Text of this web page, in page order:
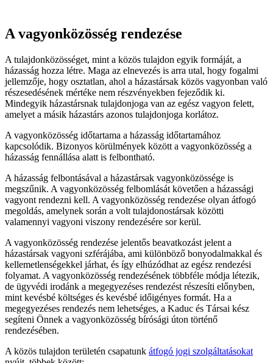
A vagyonközösség rendezése
A tulajdonközösséget, mint a közös tulajdon egyik formáját, a
házasság hozza létre. Maga az elnevezés is arra utal, hogy fogalmi
jellemzője, hogy osztatlan, ahol a házastársak közös vagyonban való
részesedésének mértéke nem részvényekben fejeződik ki.
Mindegyik házastársnak tulajdonjoga van az egész vagyon felett,
amelyet a másik házastárs azonos tulajdonjoga korlátoz.
A vagyonközösség időtartama a házasság időtartamához
kapcsolódik. Bizonyos körülmények között a vagyonközösség a
házasság fennállása alatt is felbontható.
A házasság felbontásával a házastársak vagyonközössége is
megszűnik. A vagyonközösség felbomlását követően a házassági
vagyont rendezni kell. A vagyonközösség rendezése olyan átfogó
megoldás, amelynek során a volt tulajdonostársak közötti
valamennyi vagyoni viszony rendezésére sor kerül.
A vagyonközösség rendezése jelentős beavatkozást jelent a
házastársak vagyoni szférájába, ami különböző bonyodalmakkal és
kellemetlenségekkel járhat, és így elhúzódhat az egész rendezési
folyamat. A vagyonközösség rendezésének többféle módja létezik,
de ügyvédi irodánk a megegyezéses rendezést részesíti előnyben,
mint kevésbé költséges és kevésbé időigényes formát. Ha a
megegyezéses rendezés nem lehetséges, a Kaduc és Társai kész
segíteni Önnek a vagyonközösség bírósági úton történő
rendezésében.
A közös tulajdon területén csapatunk átfogó jogi szolgáltatásokat